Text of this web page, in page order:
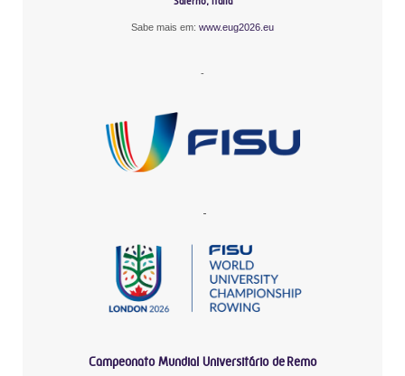
Sabe mais em: www.eug2026.eu
-
-
Campeonato Mundial Universitário de Remo